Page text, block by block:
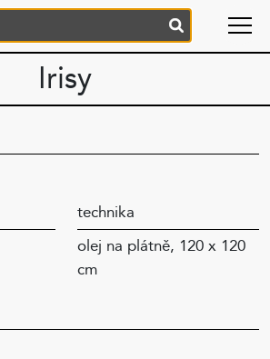
Irisy
technika
olej na plátně, 120 x 120
cm